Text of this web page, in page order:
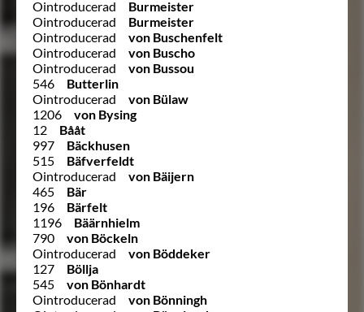
Ointroducerad
Burmeister
Ointroducerad
Burmeister
Ointroducerad
von Buschenfelt
Ointroducerad
von Buscho
Ointroducerad
von Bussou
546
Butterlin
Ointroducerad
von Bülaw
1206
von Bysing
12
Bååt
997
Bäckhusen
515
Bäfverfeldt
Ointroducerad
von Bäijern
465
Bär
196
Bärfelt
1196
Bäärnhielm
790
von Böckeln
Ointroducerad
von Böddeker
127
Böllja
545
von Bönhardt
Ointroducerad
von Bönningh